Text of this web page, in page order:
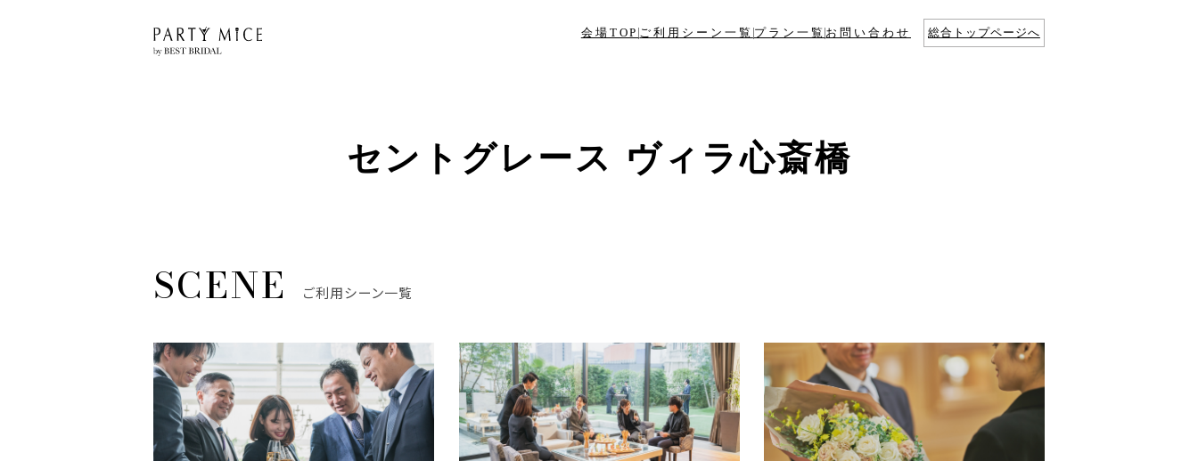
会場TOP ご利用シーン一覧 プラン一覧 お問い合わせ 総合トップページへ
セントグレース ヴィラ心斎橋
ご利用シーン一覧